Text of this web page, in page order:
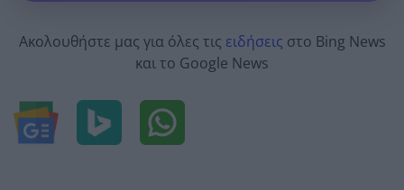
Ακολουθήστε μας για όλες τις ειδήσεις στο Bing News
και το Google News